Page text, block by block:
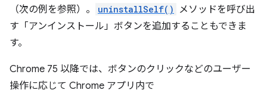
（次の例を参照）。
uninstallSelf()
メソッドを呼び出
す「アンインストール」ボタンを追加することもできま
す。
Chrome 75 以降では、ボタンのクリックなどのユーザー
操作に応じて Chrome アプリ内で